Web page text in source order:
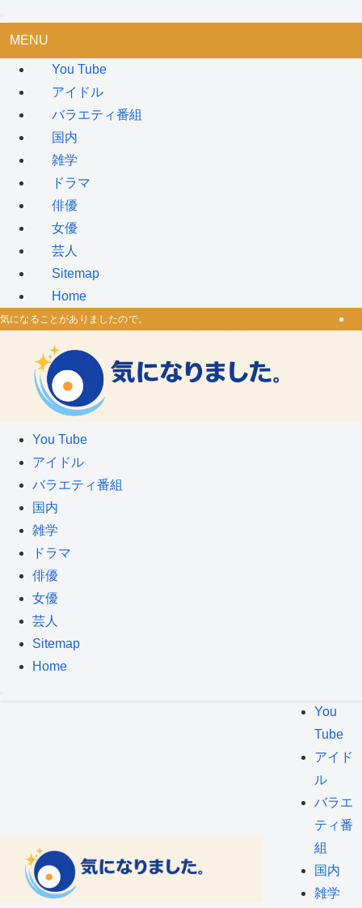
MENU
You Tube
アイドル
バラエティ番組
国内
雑学
ドラマ
俳優
女優
芸人
Sitemap
Home
気になることがありましたので。
You Tube
アイドル
バラエティ番組
国内
雑学
ドラマ
俳優
女優
芸人
Sitemap
Home
You
Tube
アイド
ル
バラエ
ティ番
組
国内
雑学